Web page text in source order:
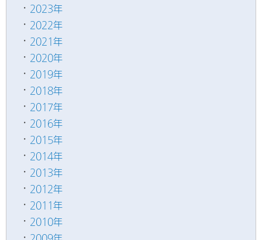
2023年
2022年
2021年
2020年
2019年
2018年
2017年
2016年
2015年
2014年
2013年
2012年
2011年
2010年